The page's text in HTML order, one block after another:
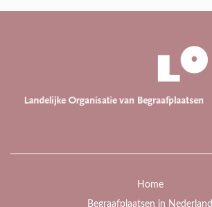
Home
Begraafplaatsen in Nederland